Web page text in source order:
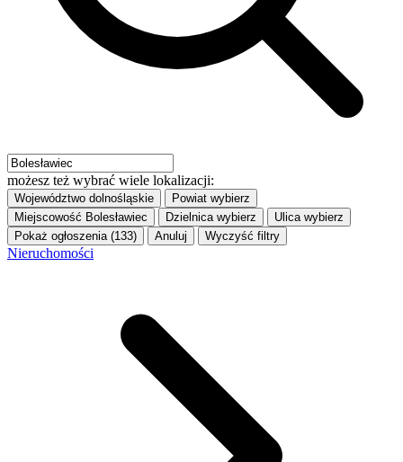
możesz też wybrać wiele lokalizacji:
Województwo dolnośląskie Powiat wybierz
Miejscowość Bolesławiec Dzielnica wybierz Ulica wybierz
Pokaż ogłoszenia (133)
Anuluj Wyczyść filtry
Nieruchomości